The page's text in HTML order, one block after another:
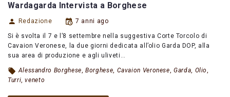
Wardagarda Intervista a Borghese
Redazione 7 anni ago
Si è svolta il 7 e l’8 settembre nella suggestiva Corte Torcolo di
Cavaion Veronese, la due giorni dedicata all’olio Garda DOP, alla
sua area di produzione e agli uliveti…
Alessandro Borghese,Borghese, Cavaion Veronese,Garda, Olio,
Turri,veneto